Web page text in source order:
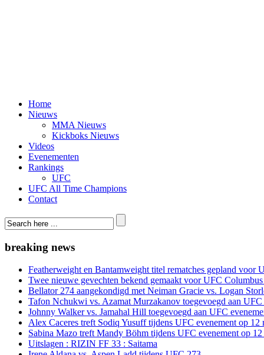
Home
Nieuws
MMA Nieuws
Kickboks Nieuws
Videos
Evenementen
Rankings
UFC
UFC All Time Champions
Contact
breaking news
Featherweight en Bantamweight titel rematches gepland voor
Twee nieuwe gevechten bekend gemaakt voor UFC
Bellator 274 aangekondigd met Neiman Gracie vs. Logan
Tafon Nchukwi vs. Azamat Murzakanov toegevoegd aan UFC
Johnny Walker vs. Jamahal Hill toegevoegd aan UFC
Alex Caceres treft Sodiq Yusuff tijdens UFC evenement op 12
Sabina Mazo treft Mandy Böhm tijdens UFC evenement op 12
Uitslagen : RIZIN FF 33 : Saitama